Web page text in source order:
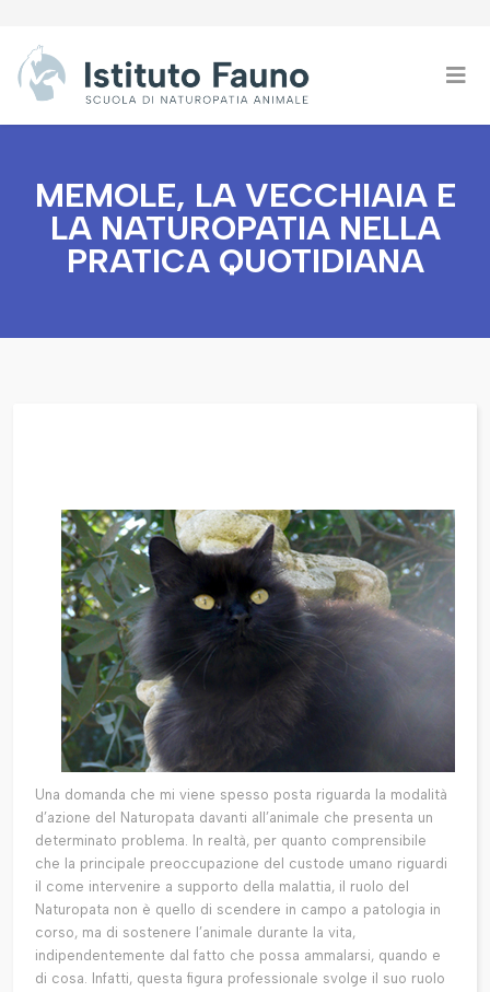
MEMOLE, LA VECCHIAIA E
LA NATUROPATIA NELLA
PRATICA QUOTIDIANA
Una domanda che mi viene spesso posta riguarda la modalità
d’azione del Naturopata davanti all’animale che presenta un
determinato problema. In realtà, per quanto comprensibile
che la principale preoccupazione del custode umano riguardi
il come intervenire a supporto della malattia, il ruolo del
Naturopata non è quello di scendere in campo a patologia in
corso, ma di sostenere l’animale durante la vita,
indipendentemente dal fatto che possa ammalarsi, quando e
di cosa. Infatti, questa figura professionale svolge il suo ruolo